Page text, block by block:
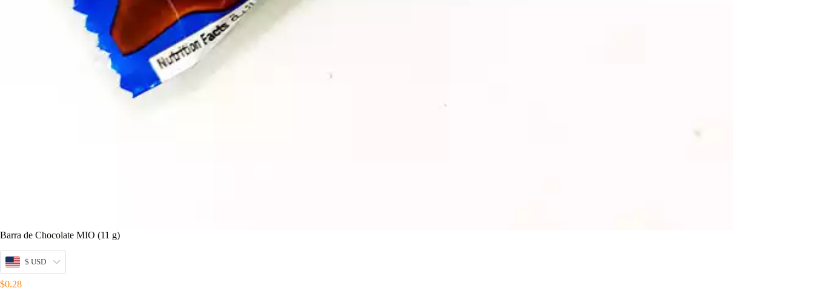
Barra de Chocolate MIO (11 g)
$ USD
$0.28